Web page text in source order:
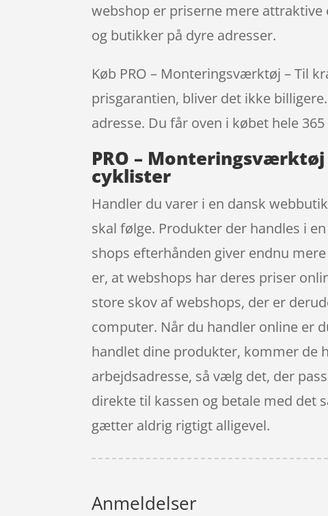
webshop er priserne mere
og butikker på dyre adresser.
Køb PRO – Monteringsværktøj – Til
prisgarantien, bliver det ikke
adresse. Du får oven i købet hele
PRO –
cyklister
Handler du varer i en dansk
skal følge. Produkter der handles i
shops efterhånden giver endnu
er, at webshops har deres priser
store skov af webshops, der er
computer. Når du handler online er
handlet dine produkter, kommer de
arbejdsadresse, så vælg det, der
direkte til kassen og betale med det
gætter aldrig rigtigt alligevel.
Anmeldelser